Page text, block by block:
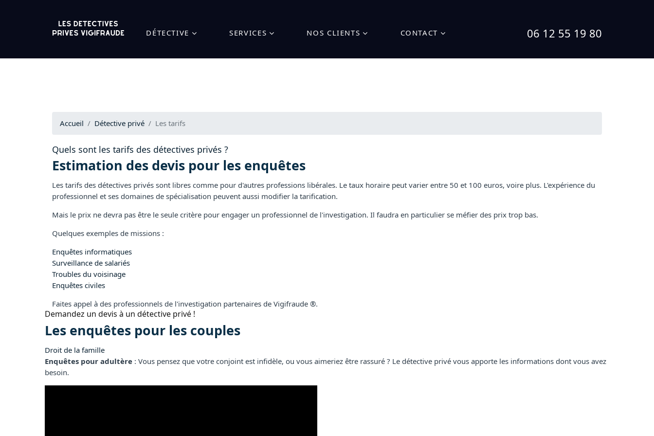
DÉTECTIVE SERVICES NOS CLIENTS CONTACT 06 12 55 19 80
Accueil Détective privé Les tarifs
Quels sont les tarifs des détectives privés ?
Estimation des devis pour les enquêtes
Les tarifs des détectives privés sont libres comme pour d'autres professions libérales. Le taux horaire peut varier entre 50 et 100 euros, voire plus. L'expérience du
professionnel et ses domaines de spécialisation peuvent aussi modifier la tarification.
Mais le prix ne devra pas être le seule critère pour engager un professionnel de l'investigation. Il faudra en particulier se méfier des prix trop bas.
Quelques exemples de missions :
Enquêtes informatiques
Surveillance de salariés
Troubles du voisinage
Enquêtes civiles
Faites appel à des professionnels de l'investigation partenaires de Vigifraude ®.
Demandez un devis à un détective privé !
Les enquêtes pour les couples
Droit de la famille
Enquêtes pour adultère : Vous pensez que votre conjoint est infidèle, ou vous aimeriez être rassuré ? Le détective privé vous apporte les informations dont vous avez
besoin.